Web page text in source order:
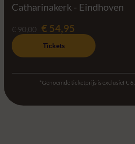
Catharinakerk - Eindhoven
€ 90,00 € 54,95
Tickets
*Genoemde ticketprijs is exclusief €